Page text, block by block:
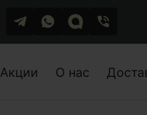
Акции О нас